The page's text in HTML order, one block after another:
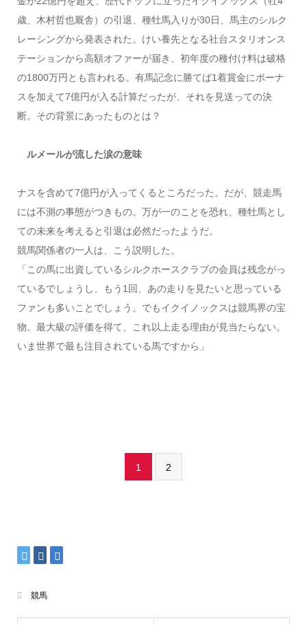
歳、木村哲也厩舎）の引退、種牡馬入りが30日、馬主のシルク
レーシングから発表された。けい養先となる社台スタリオンス
テーションから高額オファーが届き、初年度の種付け料は破格
の1800万円とも言われる。有馬記念に勝てば1着賞金にボーナ
スを加えて7億円が入る計算だったが、それを見送っての決
断。その背景にあったものとは？
ルメールが流した涙の意味
ナスを含めて7億円が入ってくるところだった。だが、競走馬
には不測の事態がつきもの。万が一のことを恐れ、種牡馬とし
ての未来を考えると引退は必然だったようだ。
競馬関係者の一人は、こう説明した。
「この馬に出資しているシルクホースクラブの会員は残念がっ
ているでしょうし、もう1回、あの走りを見たいと思っている
ファンも多いことでしょう。でもイクイノックスは競馬界の宝
物。最大級の評価を得て、これ以上走る理由が見当たらない。
いま世界で最も注目されている馬ですから」
1 2
競馬